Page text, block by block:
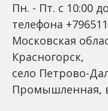
Пн. - Пт. с 10:00
телефона
Московская
Красногорск,
село Петрово-
Промышленная,